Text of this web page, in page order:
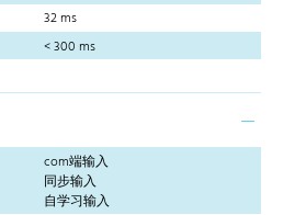
32 ms
< 300 ms
com端输入
同步输入
自学习输入